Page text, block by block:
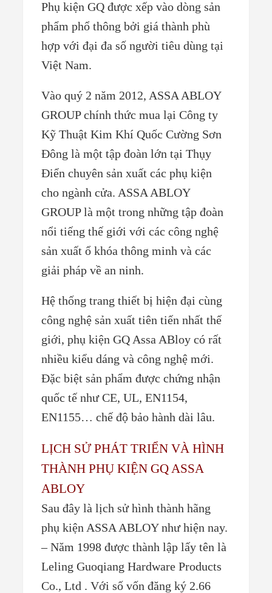
Phụ kiện GQ được xếp vào dòng sản
phẩm phổ thông bởi giá thành phù
hợp với đại đa số người tiêu dùng tại
Việt Nam.
Vào quý 2 năm 2012, ASSA ABLOY
GROUP chính thức mua lại Công ty
Kỹ Thuật Kim Khí Quốc Cường Sơn
Đông là một tập đoàn lớn tại Thụy
Điển chuyên sản xuất các phụ kiện
cho ngành cửa. ASSA ABLOY
GROUP là một trong những tập đoàn
nổi tiếng thế giới với các công nghệ
sản xuất ổ khóa thông minh và các
giải pháp về an ninh.
Hệ thống trang thiết bị hiện đại cùng
công nghệ sản xuất tiên tiến nhất thế
giới, phụ kiện GQ Assa ABloy có rất
nhiều kiểu dáng và công nghệ mới.
Đặc biệt sản phẩm được chứng nhận
quốc tế như CE, UL, EN1154,
EN1155… chế độ bảo hành dài lâu.
LỊCH SỬ PHÁT TRIỂN VÀ HÌNH
THÀNH PHỤ KIỆN GQ ASSA
ABLOY
Sau đây là lịch sử hình thành hãng
phụ kiện ASSA ABLOY như hiện nay.
– Năm 1998 được thành lập lấy tên là
Leling Guoqiang Hardware Products
Co., Ltd . Với số vốn đăng ký 2.66